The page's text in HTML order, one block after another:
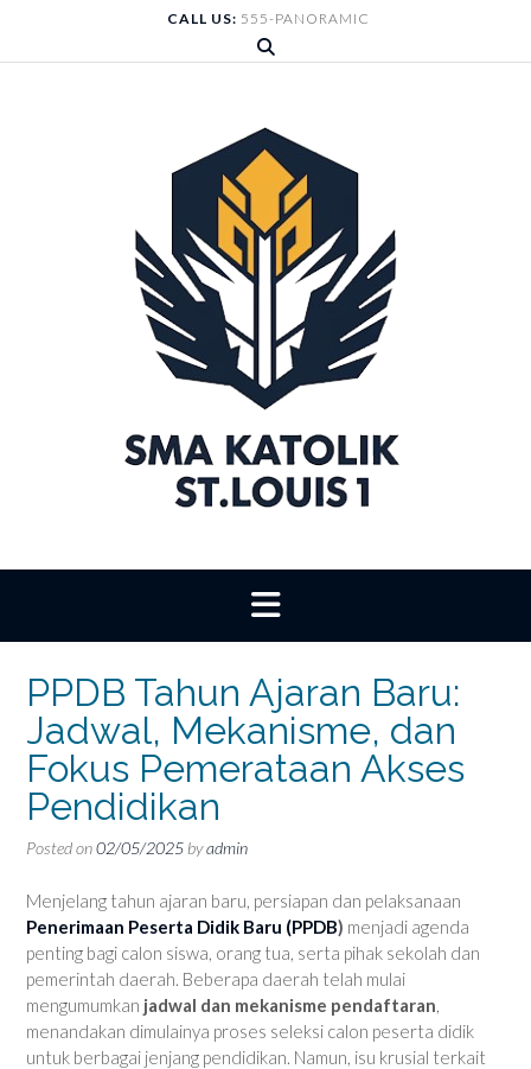
content
CALL US: 555-PANORAMIC
PPDB Tahun Ajaran Baru:
Jadwal, Mekanisme, dan
Fokus Pemerataan Akses
Pendidikan
Posted on02/05/2025 byadmin
Menjelang tahun ajaran baru, persiapan dan pelaksanaan
Penerimaan Peserta Didik Baru (PPDB) menjadi agenda
penting bagi calon siswa, orang tua, serta pihak sekolah dan
pemerintah daerah. Beberapa daerah telah mulai
mengumumkan jadwal dan mekanisme pendaftaran,
menandakan dimulainya proses seleksi calon peserta didik
untuk berbagai jenjang pendidikan. Namun, isu krusial terkait